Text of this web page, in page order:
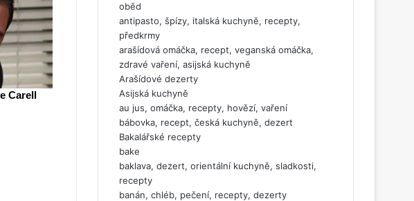
oběd
antipasto, špízy, italská kuchyně, recepty,
předkrmy
arašídová omáčka, recept, veganská omáčka,
zdravé vaření, asijská kuchyně
Arašídové dezerty
Asijská kuchyně
au jus, omáčka, recepty, hovězí, vaření
bábovka, recept, česká kuchyně, dezert
Bakalářské recepty
bake
baklava, dezert, orientální kuchyně, sladkosti,
recepty
banán, chléb, pečení, recepty, dezerty